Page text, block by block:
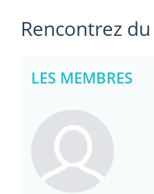
Rencontrez
LES MEMBRES